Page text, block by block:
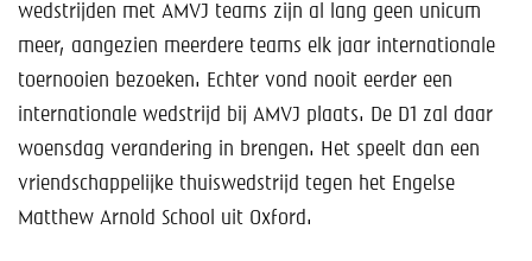
Help mee!
Shop
Lid worden
Contact
wedstrijden met AMVJ teams zijn al lang geen unicum
meer, aangezien meerdere teams elk jaar internationale
toernooien bezoeken. Echter vond nooit eerder een
internationale wedstrijd bij AMVJ plaats. De D1 zal daar
woensdag verandering in brengen. Het speelt dan een
vriendschappelijke thuiswedstrijd tegen het Engelse
Matthew Arnold School uit Oxford.